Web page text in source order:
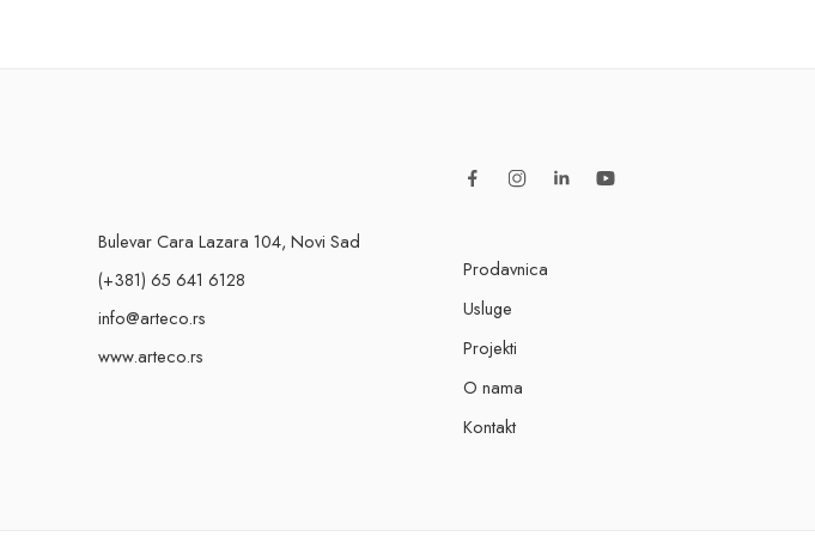
Bulevar Cara Lazara 104, Novi Sad
(+381) 65 641 6128
info@arteco.rs
www.arteco.rs
Prodavnica
Usluge
Projekti
O nama
Kontakt